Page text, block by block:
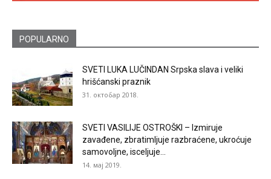
POPULARNO
SVETI LUKA LUČINDAN Srpska slava i veliki
hrišćanski praznik
31. октобар 2018.
SVETI VASILIJE OSTROŠKI – Izmiruje
zavađene, zbratimljuje razbraćene, ukroćuje
samovoljne, isceljuje...
14. мај 2019.